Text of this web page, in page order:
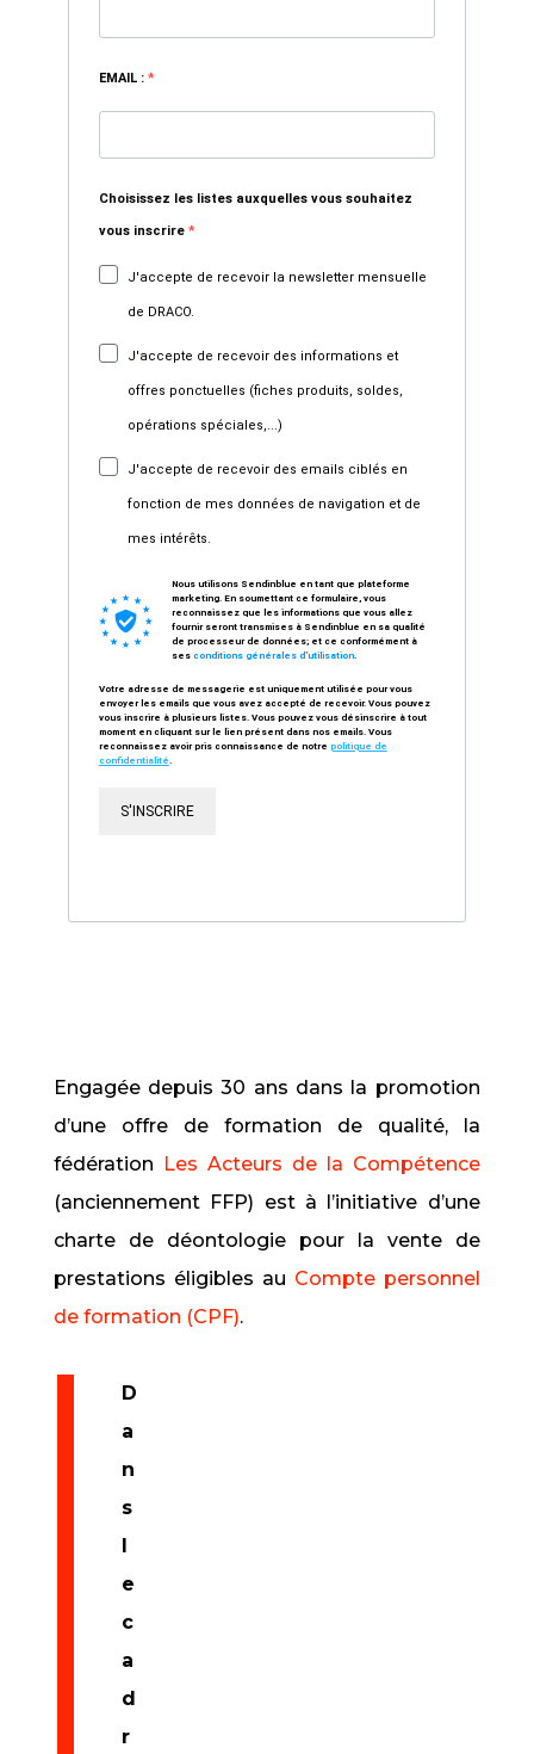
EMAIL :
Choisissez les listes auxquelles vous souhaitez
vous inscrire
J'accepte de recevoir la newsletter mensuelle
de DRACO.
J'accepte de recevoir des informations et
offres ponctuelles (fiches produits, soldes,
opérations spéciales,...)
J'accepte de recevoir des emails ciblés en
fonction de mes données de navigation et de
mes intérêts.
Nous utilisons Sendinblue en tant que plateforme
marketing. En soumettant ce formulaire, vous
reconnaissez que les informations que vous allez
fournir seront transmises à Sendinblue en sa qualité
de processeur de données; et ce conformément à
ses conditions générales d'utilisation.
Votre adresse de messagerie est uniquement utilisée pour vous
envoyer les emails que vous avez accepté de recevoir. Vous pouvez
vous inscrire à plusieurs listes. Vous pouvez vous désinscrire à tout
moment en cliquant sur le lien présent dans nos emails. Vous
reconnaissez avoir pris connaissance de notre politique de
confidentialité.
S'INSCRIRE
Engagée depuis 30 ans dans la promotion
d’une offre de formation de qualité, la
fédération
Les Acteurs de la Compétence
(anciennement FFP) est à l’initiative d’une
charte de déontologie pour la vente de
prestations éligibles au Compte personnel
de formation (CPF).
D
a
n
s
e
c
a
d
r